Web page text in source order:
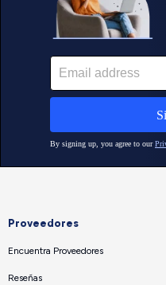
Proveedores
Encuentra Proveedores
Reseñas